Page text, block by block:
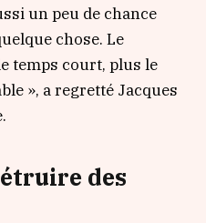
un peu de chance
chose. Le
temps court, plus le
», a regretté Jacques
des